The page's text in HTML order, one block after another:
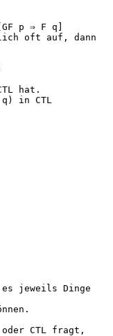
p ⇒ F q]
oft auf, dann
hat.
in CTL
jeweils Dinge
oder CTL fragt,